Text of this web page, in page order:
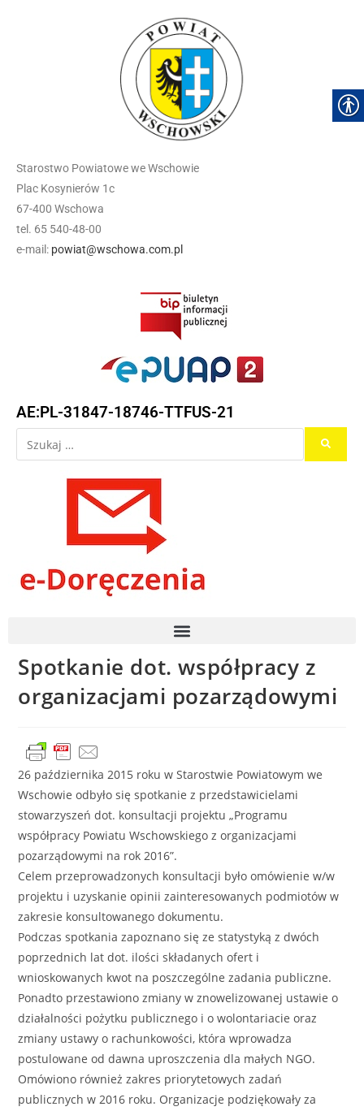
Starostwo Powiatowe we Wschowie
Plac Kosynierów 1c
67-400 Wschowa
tel. 65 540-48-00
e-mail: powiat@wschowa.com.pl
AE:PL-31847-18746-TTFUS-21
Spotkanie dot. współpracy z
organizacjami pozarządowymi
26 października 2015 roku w Starostwie Powiatowym we
Wschowie odbyło się spotkanie z przedstawicielami
stowarzyszeń dot. konsultacji projektu „Programu
współpracy Powiatu Wschowskiego z organizacjami
pozarządowymi na rok 2016”.
Celem przeprowadzonych konsultacji było omówienie w/w
projektu i uzyskanie opinii zainteresowanych podmiotów w
zakresie konsultowanego dokumentu.
Podczas spotkania zapoznano się ze statystyką z dwóch
poprzednich lat dot. ilości składanych ofert i
wnioskowanych kwot na poszczególne zadania publiczne.
Ponadto przestawiono zmiany w znowelizowanej ustawie o
działalności pożytku publicznego i o wolontariacie oraz
zmiany ustawy o rachunkowości, która wprowadza
postulowane od dawna uproszczenia dla małych NGO.
Omówiono również zakres priorytetowych zadań
publicznych w 2016 roku. Organizacje podziękowały za